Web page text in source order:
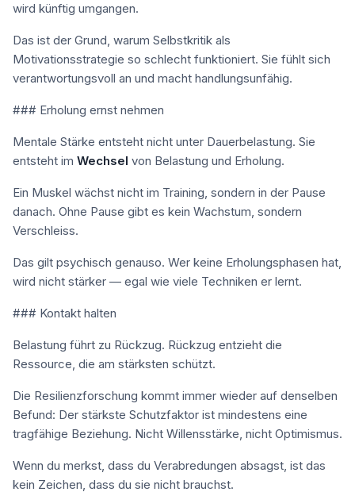
wird künftig umgangen.
Das ist der Grund, warum Selbstkritik als
Motivationsstrategie so schlecht funktioniert. Sie fühlt sich
verantwortungsvoll an und macht handlungsunfähig.
### Erholung ernst nehmen
Mentale Stärke entsteht nicht unter Dauerbelastung. Sie
entsteht im Wechsel von Belastung und Erholung.
Ein Muskel wächst nicht im Training, sondern in der Pause
danach. Ohne Pause gibt es kein Wachstum, sondern
Verschleiss.
Das gilt psychisch genauso. Wer keine Erholungsphasen hat,
wird nicht stärker — egal wie viele Techniken er lernt.
### Kontakt halten
Belastung führt zu Rückzug. Rückzug entzieht die
Ressource, die am stärksten schützt.
Die Resilienzforschung kommt immer wieder auf denselben
Befund: Der stärkste Schutzfaktor ist mindestens eine
tragfähige Beziehung. Nicht Willensstärke, nicht Optimismus.
Wenn du merkst, dass du Verabredungen absagst, ist das
kein Zeichen, dass du sie nicht brauchst.